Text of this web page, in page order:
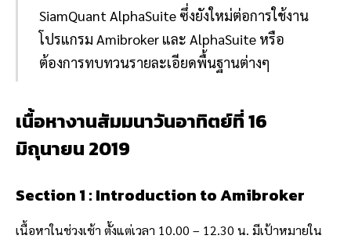
SiamQuant AlphaSuite ซึ่งยังใหม่ต่อการใช้งาน
โปรแกรม Amibroker และ AlphaSuite หรือ
ต้องการทบทวนรายละเอียดพื้นฐานต่างๆ
เนื้อหางานสัมมนาวันอาทิตย์ที่ 16
มิถุนายน 2019
Section 1 : Introduction to Amibroker
เนื้อหาในช่วงเช้า ตั้งแต่เวลา 10.00 – 12.30 น. มีเป้าหมายใน